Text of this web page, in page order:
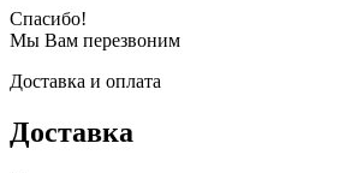
Спасибо!
Мы Вам перезвоним
Доставка и оплата
Доставка